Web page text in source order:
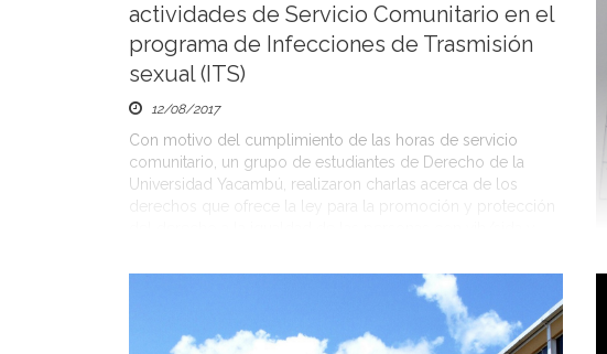
actividades de Servicio Comunitario en el
programa de Infecciones de Trasmisión
sexual (ITS)
12/08/2017
Con motivo del cumplimiento de las horas de servicio
comunitario, un grupo de estudiantes de Derecho de la
Universidad Yacambú, realizaron charlas acerca de los